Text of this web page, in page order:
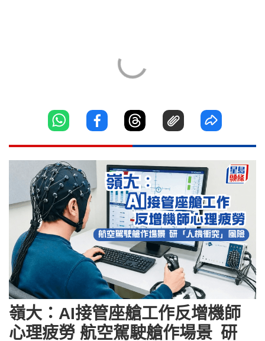
嶺大：AI接管座艙工作反增機師
心理疲勞 航空駕駛艙作場景 研